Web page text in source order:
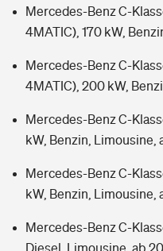
Mercedes-Benz C-
4MATIC), 170 kW,
Mercedes-Benz C-
4MATIC), 200 kW,
Mercedes-Benz C-
kW, Benzin, Limousine,
Mercedes-Benz C-
kW, Benzin, Limousine,
Mercedes-Benz C-
Diesel, Limousine, ab